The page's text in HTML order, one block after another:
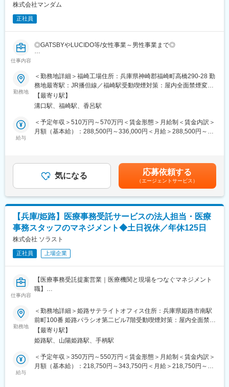
株式会社マンダム
正社員
仕事内容
◎GATSBYやLUCIDO等/女性事業～男性事業まで◎
新製品の生産導入、収益性改善業務を推進している中で、人的リ
ソース、力量不足により時間外労働が慢性化している。
新たな人材の採用による時間外労働の低減を実施し、課内の健康
業務遂行により、更なる知識スキル習得時間確保にも繋げ、
業務の遂行機能強化と生産性向上（効果創出の迅速化）を図るた
め募集をしおります。
■業務内容：
・新製品の導入検討（調合充填に関する量産工程の設計と各種文
書の作成）
・既存製品の調合充填に関する工程の改善
■求める役割と今後の展望：
担当業務における以下の業務遂行面を主導し、組織の成果を向上
させることができる
・担当業務における潜在的な問題点を発見し、本質的な問題解決
・担当業務において、業務の在り方や既存の方法を見直し変革す
ることができる
■充実した研修制度：
通信教育、階層別研修、専門別教育、公募制研修、語学学習支援
■当社の製品（一部抜粋）：
<GATSBY/ギャッツビー>
1978年発売以来、いつの時代も常に「旬のかっこよさ」を提案
高い認知と信頼感を確立してきたメンズコスメブランド。
<Bifesta/ビフェスタ>
勤務地
＜勤務地詳細＞福崎工場住所：兵庫県神崎郡福崎町高橋290-28 勤
務地最寄駅：JR播但線／福崎駅受動喫煙対策：屋内全面禁煙変更
の範囲：会社の定める事業所
【最寄り駅】
溝口駅、福崎駅、香呂駅
給与
＜予定年収＞510万円～570万円＜賃金形態＞月給制＜賃金内訳＞
月額（基本給）：288,500円～336,000円＜月給＞288,500円～
はあくまでも目安の金額であり、選考を通じて上下する可能性が
あります。月給(月額)は固定手当を含めた表記です。
気になる 応募依頼する
（エージェントサービス）
【兵庫/姫路】医療事務受託サービスの法人担当・医療
事務スタッフのマネジメント◆土日祝休／年休125日
株式会社 ソラスト
正社員 上場企業
仕事内容
【医療事務受託提案営業｜医療機関と現場をつなぐマネジメント
職】
て、以下の業務をご担当いただきます。
■具体的には：
◆クライアント（医療機関）との関係性構築と折衝・提案
担当する病院の事務長、医事課長、職員と信頼関係を構築し、パ
ートナーとして課題解決に向けた提案を行います。
・病院の事務長や担当者への定期訪問を通じたニーズ、要望・課
題のヒアリング、課題解決に向けた提案
勤務地
＜勤務地詳細＞姫路サテライトオフィス住所：兵庫県姫路市南駅
前町100番 姫路パラシオ第二ビル7階受動喫煙対策：屋内全面禁煙
変更の範囲：会社の定める事業所
【最寄り駅】
姫路駅、山陽姫路駅、手柄駅
給与
＜予定年収＞350万円～550万円＜賃金形態＞月給制＜賃金内訳＞
月額（基本給）：218,750円～343,750円＜月給＞218,750円～